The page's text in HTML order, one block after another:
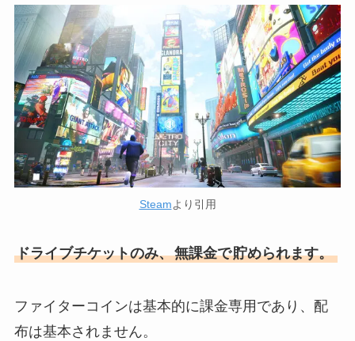
Steamより引用
ドライブチケットのみ、無課金で貯められます。
ファイターコインは基本的に課金専用であり、配
布は基本されません。